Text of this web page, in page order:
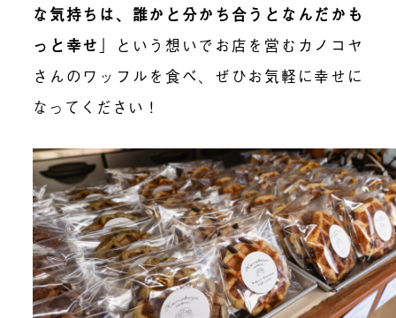
な気持ちは、誰かと分かち合うとなんだかも
っと幸せ 」という想いでお店を営むカノコヤ
さんのワッフルを食べ、ぜひお気軽に幸せに
なってください！